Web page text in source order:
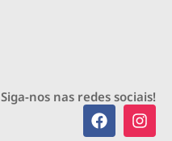
Siga-nos nas redes sociais!